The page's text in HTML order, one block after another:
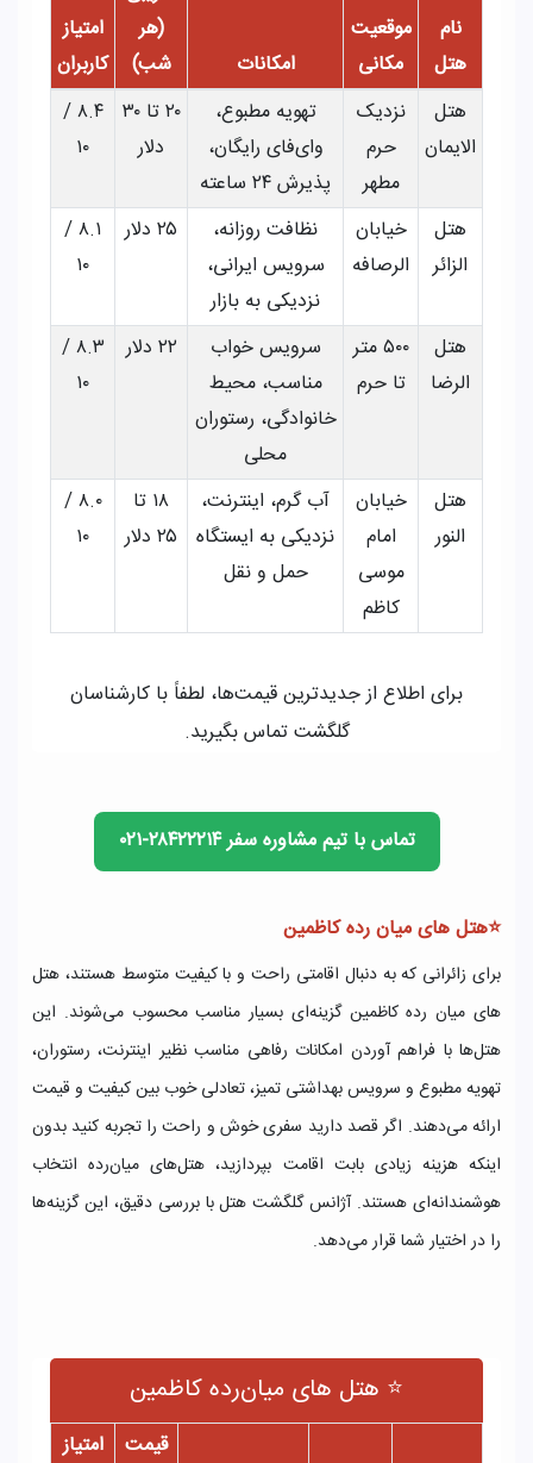
نام
هتل
موقعیت
مکانی
امکانات
(هر
شب)
امتیاز
کاربران
هتل
الایمان
نزدیک
حرم
مطهر
تهویه مطبوع،
وای‌فای رایگان،
پذیرش ۲۴ ساعته
۲۰ تا ۳۰
دلار
۸.۴ /
۱۰
هتل
الزائر
خیابان
الرصافه
نظافت روزانه،
سرویس ایرانی،
نزدیکی به بازار
۲۵ دلار
۸.۱ /
۱۰
هتل
الرضا
۵۰۰ متر
تا حرم
سرویس خواب
مناسب، محیط
خانوادگی، رستوران
محلی
۲۲ دلار
۸.۳ /
۱۰
هتل
النور
خیابان
امام
موسی
کاظم
آب گرم، اینترنت،
نزدیکی به ایستگاه
حمل و نقل
۱۸ تا
۲۵ دلار
۸.۰ /
۱۰
برای اطلاع از جدیدترین قیمت‌ها، لطفاً با کارشناسان
گلگشت تماس بگیرید.
تماس با تیم مشاوره سفر ۲۸۴۲۲۲۱۴-۰۲۱
⭐هتل های میان رده کاظمین
برای زائرانی که به دنبال اقامتی راحت و با کیفیت متوسط هستند، هتل
های میان رده کاظمین گزینه‌ای بسیار مناسب محسوب می‌شوند. این
هتل‌ها با فراهم آوردن امکانات رفاهی مناسب نظیر اینترنت، رستوران،
تهویه مطبوع و سرویس بهداشتی تمیز، تعادلی خوب بین کیفیت و قیمت
ارائه می‌دهند. اگر قصد دارید سفری خوش و راحت را تجربه کنید بدون
اینکه هزینه زیادی بابت اقامت بپردازید، هتل‌های میان‌رده انتخاب
هوشمندانه‌ای هستند. آژانس گلگشت هتل با بررسی دقیق، این گزینه‌ها
را در اختیار شما قرار می‌دهد.
⭐ هتل‌ های میان‌رده کاظمین
قیمت
امتیاز